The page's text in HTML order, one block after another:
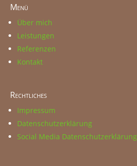
Menü
Über mich
Leistungen
Referenzen
Kontakt
Rechtliches
Impressum
Datenschutzerklärung
Social Media Datenschutzerklärung